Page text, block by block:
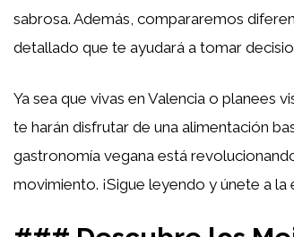
sabrosa. Además, compararemos
detallado que te ayudará a tomar
Ya sea que vivas en Valencia o planees
te harán disfrutar de una alimentación
gastronomía vegana está
movimiento. ¡Sigue leyendo y únete a la